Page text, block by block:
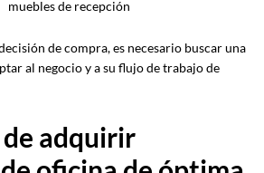
de compra, es necesario buscar una
al negocio y a su flujo de trabajo de
adquirir